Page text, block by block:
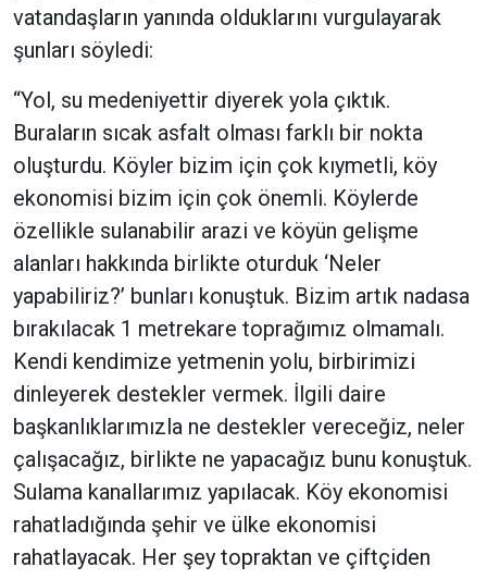
vatandaşların yanında olduklarını vurgulayarak
şunları söyledi:
“Yol, su medeniyettir diyerek yola çıktık.
Buraların sıcak asfalt olması farklı bir nokta
oluşturdu. Köyler bizim için çok kıymetli, köy
ekonomisi bizim için çok önemli. Köylerde
özellikle sulanabilir arazi ve köyün gelişme
alanları hakkında birlikte oturduk ‘Neler
yapabiliriz?’ bunları konuştuk. Bizim artık nadasa
bırakılacak 1 metrekare toprağımız olmamalı.
Kendi kendimize yetmenin yolu, birbirimizi
dinleyerek destekler vermek. İlgili daire
başkanlıklarımızla ne destekler vereceğiz, neler
çalışacağız, birlikte ne yapacağız bunu konuştuk.
Sulama kanallarımız yapılacak. Köy ekonomisi
rahatladığında şehir ve ülke ekonomisi
rahatlayacak. Her şey topraktan ve çiftçiden